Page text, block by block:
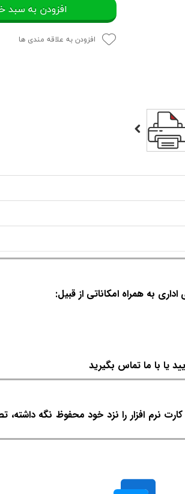
افزودن به سبد
افزودن به علاقه مندی ها
به همراه امكاناتی از قبیل:
یا با ما تماس بگیرید
نرم افزار را نزد خود محفوظ نگه